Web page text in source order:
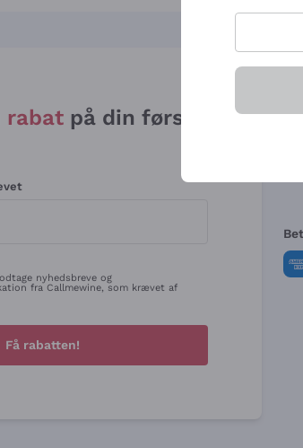
rabat på din første
nyhedsbreve og
fra Callmewine, som krævet af
Få rabatten!